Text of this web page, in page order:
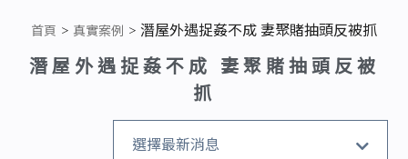
首頁 真實案例 潛屋外遇捉姦不成 妻聚賭抽頭反被抓
潛屋外遇捉姦不成 妻聚賭抽頭反被
抓
選擇最新消息
全部消息